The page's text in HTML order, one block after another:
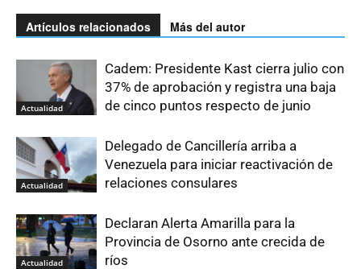
Artículos relacionados Más del autor
Actualidad
Cadem: Presidente Kast cierra julio con
37% de aprobación y registra una baja
de cinco puntos respecto de junio
Actualidad
Delegado de Cancillería arriba a
Venezuela para iniciar reactivación de
relaciones consulares
Actualidad
Declaran Alerta Amarilla para la
Provincia de Osorno ante crecida de
ríos